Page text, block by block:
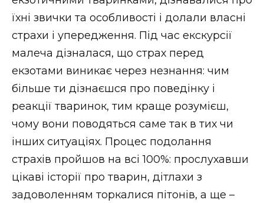
їхні звички та особливості і долали власні
страхи і упередження. Під час екскурсії
малеча дізналася, що страх перед
екзотами виникає через незнання: чим
більше ти дізнаєшся про поведінку і
реакції тваринок, тим краще розумієш,
чому вони поводяться саме так в тих чи
інших ситуаціях. Процес подолання
страхів пройшов на всі 100%: прослухавши
цікаві історії про тварин, дітлахи з
задоволенням торкалися пітонів, а ще –